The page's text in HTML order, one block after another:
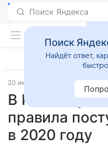
Поиск Яндекса
20 июня 2020 Letidor.ru
В России
правила
в 2020 году
Поиск
Найдёт ответ,